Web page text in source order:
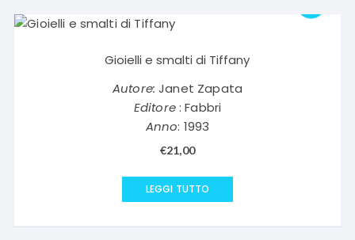
Gioielli e smalti di Tiffany
Autore: Janet Zapata
Editore: Fabbri
Anno: 1993
€21,00
LEGGI TUTTO